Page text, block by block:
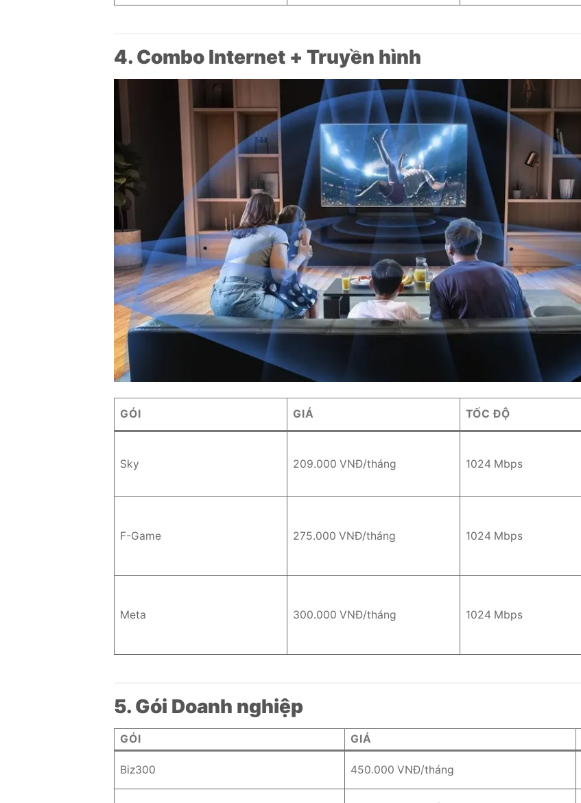
4. Combo Internet + Truyền hình
GÓI GIÁ TỐC ĐỘ
Sky 209.000 VNĐ/tháng 1024 Mbps
F-Game 275.000 VNĐ/tháng 1024 Mbps
Meta 300.000 VNĐ/tháng 1024 Mbps
5. Gói Doanh nghiệp
GÓI GIÁ
Biz300 450.000 VNĐ/tháng